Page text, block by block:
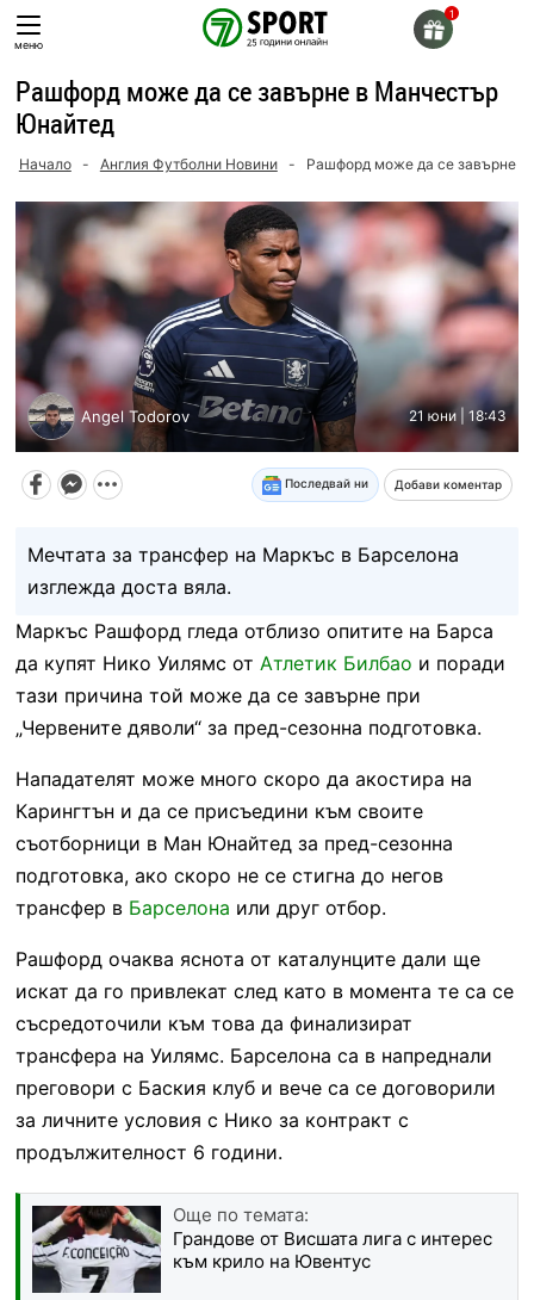
Skip
toменю
Рашфорд може да се завърне в Манчестър
Юнайтед
Начало - Англия Футболни Новини - Рашфорд може да се завърне
Angel Todorov 21 юни | 18:43
Последвай ни Добави коментар
Мечтата за трансфер на Маркъс в Барселона
изглежда доста вяла.
Маркъс Рашфорд гледа отблизо опитите на Барса
да купят Нико Уилямс от Атлетик Билбао и поради
тази причина той може да се завърне при
„Червените дяволи“ за пред-сезонна подготовка.
Нападателят може много скоро да акостира на
Карингтън и да се присъедини към своите
съотборници в Ман Юнайтед за пред-сезонна
подготовка, ако скоро не се стигна до негов
трансфер в Барселона или друг отбор.
Рашфорд очаква яснота от каталунците дали ще
искат да го привлекат след като в момента те са се
съсредоточили към това да финализират
трансфера на Уилямс. Барселона са в напреднали
преговори с Баския клуб и вече са се договорили
за личните условия с Нико за контракт с
продължителност 6 години.
Още по темата:
Грандове от Висшата лига с интерес
към крило на Ювентус